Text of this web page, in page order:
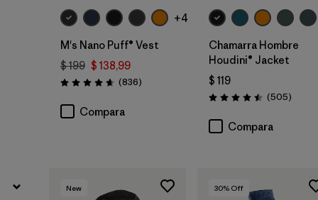
Filtrar por
Filtrar por
Familia de productos
+4
M's Nano Puff® Vest
$ 199 $ 138,99
Valoración: 4.7 / 5
(836Comentarios
)
Compara
Chamarra Hombre
Houdini® Jacket
$ 119
Valoración: 4.5 / 5
(505)
Compara
New 30% Off